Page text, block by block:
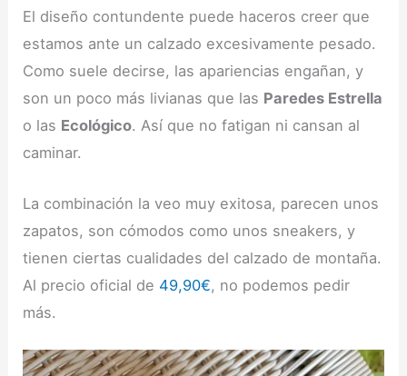
El diseño contundente puede haceros creer que
estamos ante un calzado excesivamente pesado.
Como suele decirse, las apariencias engañan, y
son un poco más livianas que las Paredes Estrella
o las Ecológico. Así que no fatigan ni cansan al
caminar.
La combinación la veo muy exitosa, parecen unos
zapatos, son cómodos como unos sneakers, y
tienen ciertas cualidades del calzado de montaña.
Al precio oficial de 49,90€, no podemos pedir
más.